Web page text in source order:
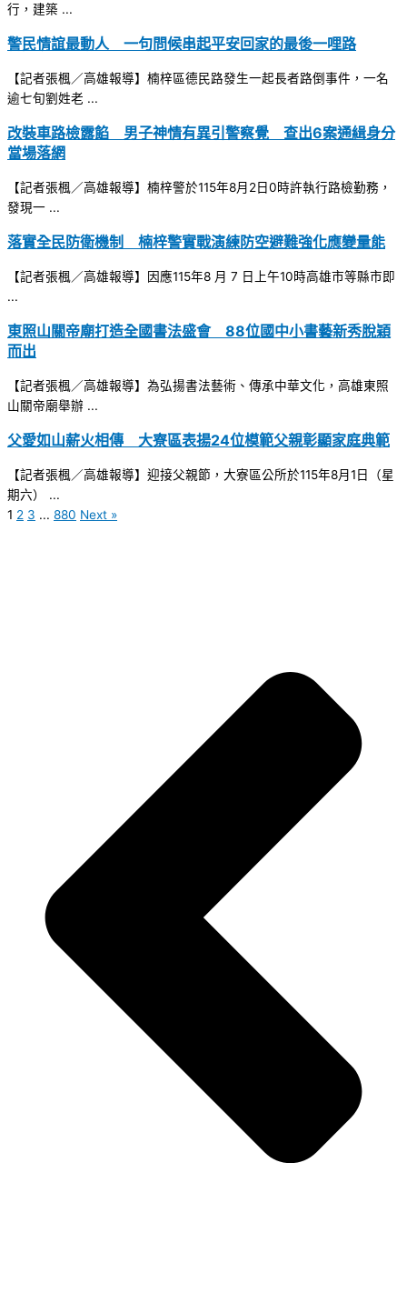
行，建築 ...
警民情誼最動人 一句問候串起平安回家的最後一哩路
【記者張楓／高雄報導】楠梓區德民路發生一起長者路倒事件，一名
逾七旬劉姓老 ...
改裝車路檢露餡 男子神情有異引警察覺 查出6案通緝身分
當場落網
【記者張楓／高雄報導】楠梓警於115年8月2日0時許執行路檢勤務，
發現一 ...
落實全民防衛機制 楠梓警實戰演練防空避難強化應變量能
【記者張楓／高雄報導】因應115年8 月 7 日上午10時高雄市等縣市即
...
東照山關帝廟打造全國書法盛會 88位國中小書藝新秀脫穎
而出
【記者張楓／高雄報導】為弘揚書法藝術、傳承中華文化，高雄東照
山關帝廟舉辦 ...
父愛如山薪火相傳 大寮區表揚24位模範父親彰顯家庭典範
【記者張楓／高雄報導】迎接父親節，大寮區公所於115年8月1日（星
期六） ...
1 2 3 ... 880 Next »